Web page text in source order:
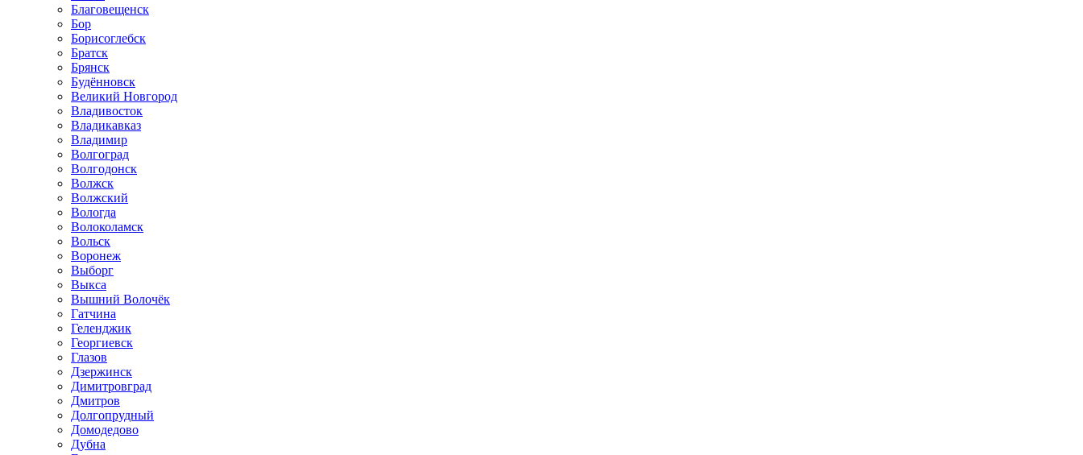
Благовещенск
Бор
Борисоглебск
Братск
Брянск
Будённовск
Великий Новгород
Владивосток
Владикавказ
Владимир
Волгоград
Волгодонск
Волжск
Волжский
Вологда
Волоколамск
Вольск
Воронеж
Выборг
Выкса
Вышний Волочёк
Гатчина
Геленджик
Георгиевск
Глазов
Дзержинск
Димитровград
Дмитров
Долгопрудный
Домодедово
Дубна